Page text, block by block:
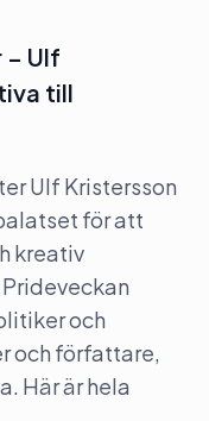
– Ulf
till
Ulf Kristersson
för att
kreativ
och
och författare,
Här är hela